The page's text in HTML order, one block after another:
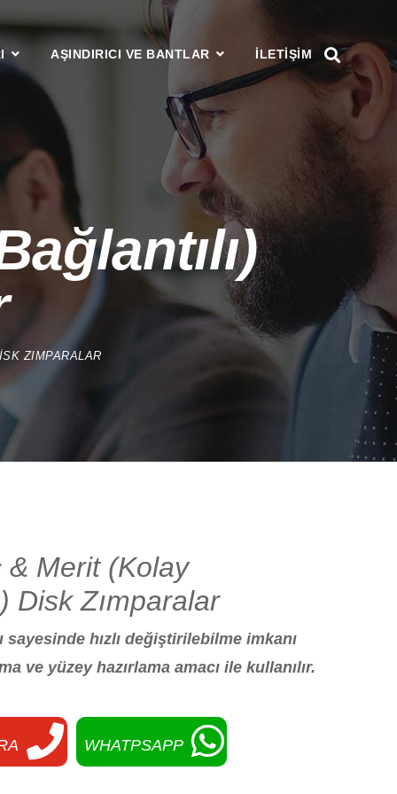
AŞINDIRICI VE BANTLAR ILETIŞIM
ZIMPARALAR
& Merit (Kolay
Disk Zımparalar
sayesinde hızlı değiştirilebilme imkanı
ve yüzey hazırlama amacı ile kullanılır.
WHATPSAPP